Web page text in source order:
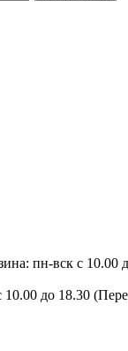
пн-вск с 10.00
10.00 до 18.30